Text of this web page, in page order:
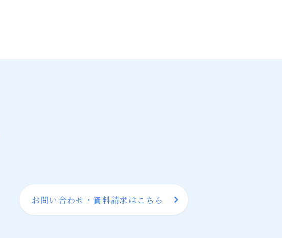
お問い合わせ・資料請求はこちら